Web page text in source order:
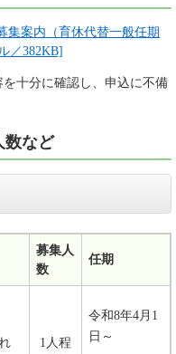
集案内（育休代替一般任期
／382KB]
十分に確認し、申込に不備
数など
募集人
数
任期
1人程
令和8年4月1
日～